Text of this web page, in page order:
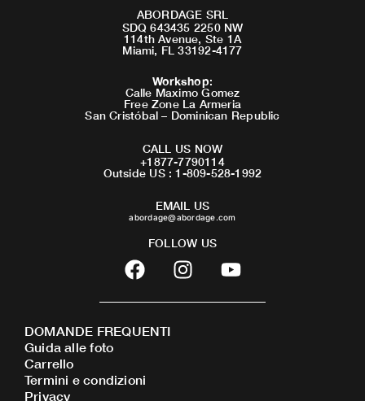
ABORDAGE SRL
SDQ 643435 2250 NW
114th Avenue, Ste 1A
Miami, FL 33192-4177
Workshop:
Calle Maximo Gomez
Free Zone La Armeria
San Cristóbal – Dominican Republic
CALL US NOW
+1877-7790114
Outside US : 1-809-528-1992
EMAIL US
abordage@abordage.com
FOLLOW US
F
a
c
b
o
I
n
s
Y
o
u
DOMANDE FREQUENTI
Guida alle foto
Carrello
Termini e condizioni
Privacy